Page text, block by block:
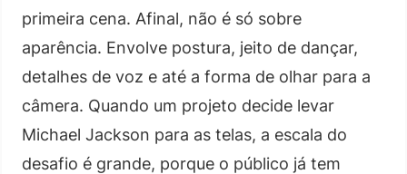
primeira cena. Afinal, não é só sobre
aparência. Envolve postura, jeito de dançar,
detalhes de voz e até a forma de olhar para a
câmera. Quando um projeto decide levar
Michael Jackson para as telas, a escala do
desafio é grande, porque o público já tem